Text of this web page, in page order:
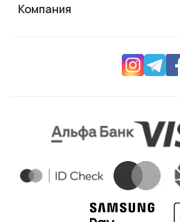
Компания